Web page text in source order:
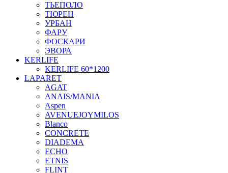
ТЬЕПОЛО
ТЮРЕН
УРБАН
ФАРУ
ФОСКАРИ
ЭВОРА
KERLIFE
KERLIFE 60*1200
LAPARET
AGAT
ANAIS/MANIA
Aspen
AVENUEJOYMILOS
Blanco
CONCRETE
DIADEMA
ECHO
ETNIS
FLINT